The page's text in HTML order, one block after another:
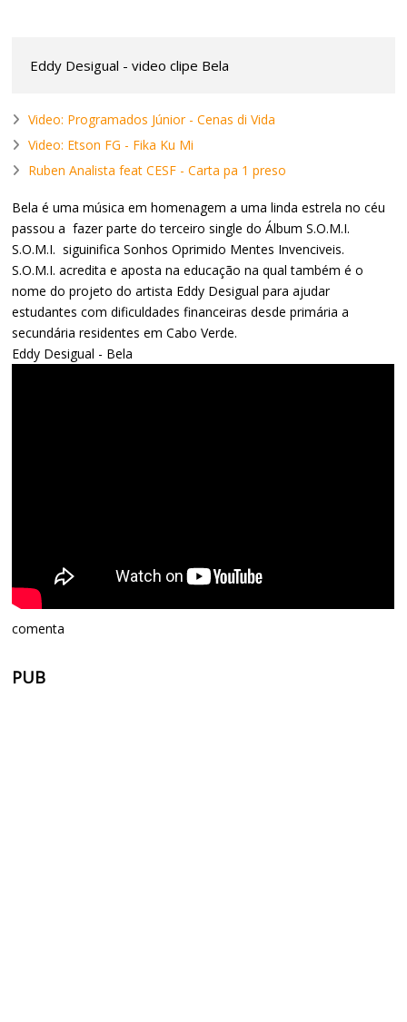
Eddy Desigual - video clipe Bela
Video: Programados Júnior - Cenas di Vida
Video: Etson FG - Fika Ku Mi
Ruben Analista feat CESF - Carta pa 1 preso
Bela é uma música em homenagem a uma linda estrela no céu
passou a fazer parte do terceiro single do Álbum S.O.M.I.
S.O.M.I. siguinifica Sonhos Oprimido Mentes Invenciveis.
S.O.M.I. acredita e aposta na educação na qual também é o
nome do projeto do artista Eddy Desigual para ajudar
estudantes com dificuldades financeiras desde primária a
secundária residentes em Cabo Verde.
Eddy Desigual - Bela
comenta
PUB